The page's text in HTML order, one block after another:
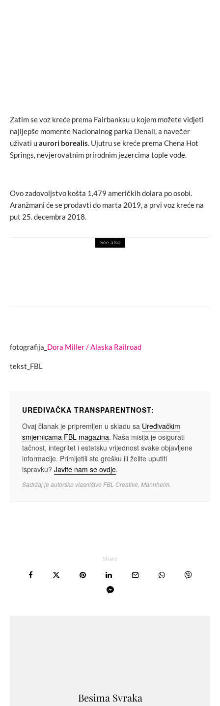
Zatim se voz kreće prema Fairbanksu u kojem možete vidjeti
najljepše momente Nacionalnog parka Denali, a navečer
uživati uaurori borealis. Ujutru se kreće prema Chena Hot
Springs, nevjerovatnim prirodnim jezercima tople vode.
Ovo zadovoljstvo košta 1,479 američkih dolara po osobi.
Aranžmani će se prodavti do marta 2019, a prvi voz kreće na
put 25. decembra 2018.
See also
fotografija_ Dora Miller / Alaska Railroad
tekst_FBL
UREĐIVAČKA TRANSPARENTNOST:
Ovaj članak je pripremljen u skladu sa Uređivačkim
smjernicama FBL magazina. Naša misija je osigurati
tačnost, integritet i estetsku vrijednost svake objavljene
informacije. Primijetili ste grešku ili želite uputiti
ispravku? Javite nam se ovdje.
Sadržaj je autorsko vlasništvo FBL Creative, Mannheim.
Share
Besima Svraka